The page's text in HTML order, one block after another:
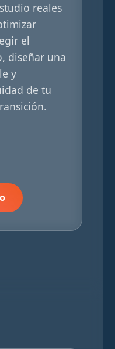
reales
el
diseñar una
y
de tu